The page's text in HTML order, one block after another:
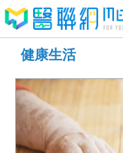
健康生活